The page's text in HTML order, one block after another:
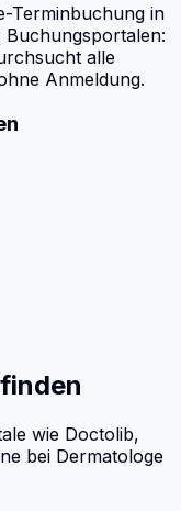
Terminbuchung in
Buchungsportalen:
alle
Anmeldung.
wie Doctolib,
bei Dermatologe